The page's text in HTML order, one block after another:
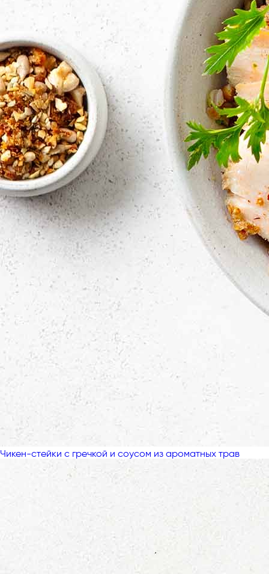
Чикен-стейки с гречкой и соусом из ароматных трав